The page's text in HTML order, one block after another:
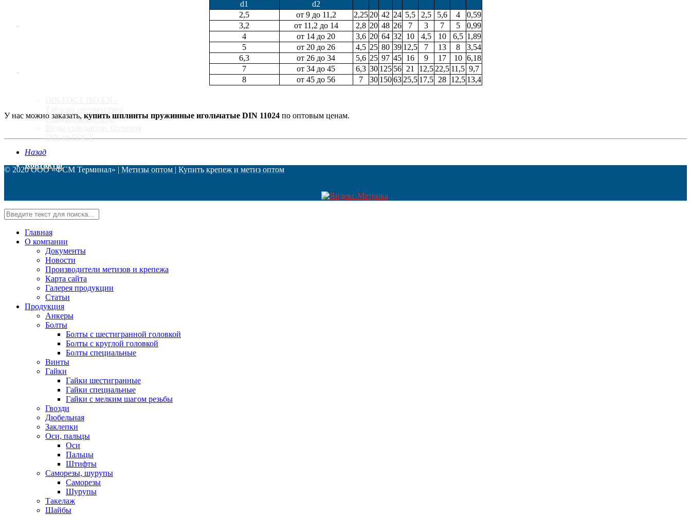
стандартов крепежа
DIN от ГОСТ
Контакты
d1
d2
2,5
от 9 до 11,2 2,25 20 42 24 5,5 2,5 5,6 4
0,59
3,2
от 11,2 до 14 2,8 20 48 26 7 3 7 5
0,99
4
от 14 до 20 3,6 20 64 32 10 4,5 10 6,5 1,89
5
от 20 до 26 4,5 25 80 39 12,5 7 13 8
3,54
6,3
от 26 до 34 5,6 25 97 45 16 9 17 10 6,18
7
от 34 до 45 6,3 30 125 56 21 12,5 22,5 11,5 9,7
8
от 45 до 56 7 30 150 63 25,5 17,5 28 12,5 13,4
У нас можно заказать, купить шплинты пружинные игольчатые DIN 11024 по оптовым ценам.
Назад
© 2020 ООО «ФСМ Терминал» | Метизы оптом | Купить крепеж и метиз оптом
Главная
О компании
Документы
Новости
Производители метизов и крепежа
Карта сайта
Галерея продукции
Статьи
Продукция
Анкеры
Болты
Болты с шестигранной головкой
Болты с круглой головкой
Болты специальные
Винты
Гайки
Гайки шестигранные
Гайки специальные
Гайки с мелким шагом резьбы
Гвозди
Дюбельная
Заклепки
Оси, пальцы
Оси
Пальцы
Штифты
Саморезы, шурупы
Саморезы
Шурупы
Такелаж
Шайбы